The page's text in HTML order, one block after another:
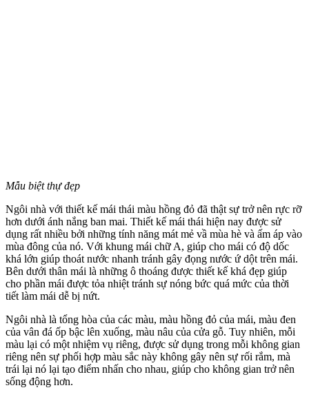
Mẫu biệt thự đẹp
Ngôi nhà với thiết kế mái thái màu hồng đỏ đã thật sự trở nên rực rỡ
hơn dưới ánh nắng ban mai. Thiết kế mái thái hiện nay được sử
dụng rất nhiều bởi những tính năng mát mẻ vầ mùa hè và ấm áp vào
mùa đông của nó. Với khung mái chữ A, giúp cho mái có độ dốc
khá lớn giúp thoát nước nhanh tránh gây đọng nước ứ dột trên mái.
Bên dưới thân mái là những ô thoáng được thiết kế khá đẹp giúp
cho phần mái được tỏa nhiệt tránh sự nóng bức quá mức của thời
tiết làm mái dễ bị nứt.
Ngôi nhà là tổng hòa của các màu, màu hồng đỏ của mái, màu đen
của vân đá ốp bậc lên xuống, màu nâu của cửa gỗ. Tuy nhiên, mỗi
màu lại có một nhiệm vụ riêng, được sử dụng trong mỗi không gian
riêng nên sự phối hợp màu sắc này không gây nên sự rối rắm, mà
trái lại nó lại tạo điểm nhấn cho nhau, giúp cho không gian trở nên
sống động hơn.